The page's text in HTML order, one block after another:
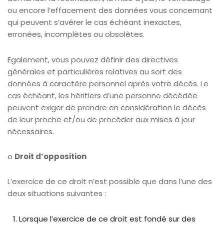
ou encore l’effacement des données vous concernant
qui peuvent s’avérer le cas échéant inexactes,
erronées, incomplètes ou obsolètes.
Egalement, vous pouvez définir des directives
générales et particulières relatives au sort des
données à caractère personnel après votre décès. Le
cas échéant, les héritiers d’une personne décédée
peuvent exiger de prendre en considération le décès
de leur proche et/ou de procéder aux mises à jour
nécessaires.
o Droit d’opposition
L’exercice de ce droit n’est possible que dans l’une des
deux situations suivantes :
Lorsque l’exercice de ce droit est fondé sur des